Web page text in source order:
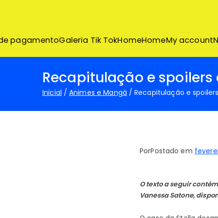
conteúdo
pagamentoGaleria Tik TokHomeHomeMy account
Recapitulação e spoilers
Inicial Animes e Mangá Recapitulação e
PorPostado em
O texto a seguir
Vanessa Satone,